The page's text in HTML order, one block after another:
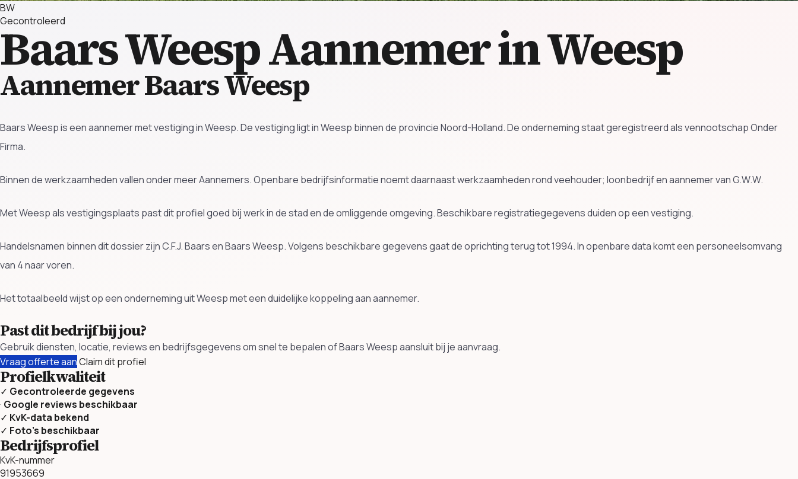
BW
Gecontroleerd
Baars WeespAannemer in Weesp
Aannemer Baars Weesp
Baars Weesp is een aannemer met vestiging in Weesp. De vestiging ligt in Weesp binnen de provincie Noord-Holland. De onderneming staat geregistreerd als vennootschap Onder
Firma.
Binnen de werkzaamheden vallen onder meer Aannemers. Openbare bedrijfsinformatie noemt daarnaast werkzaamheden rond veehouder; loonbedrijf en aannemer van G.W.W.
Met Weesp als vestigingsplaats past dit profiel goed bij werk in de stad en de omliggende omgeving. Beschikbare registratiegegevens duiden op een vestiging.
Handelsnamen binnen dit dossier zijn C.F.J. Baars en Baars Weesp. Volgens beschikbare gegevens gaat de oprichting terug tot 1994. In openbare data komt een personeelsomvang
van 4 naar voren.
Het totaalbeeld wijst op een onderneming uit Weesp met een duidelijke koppeling aan aannemer.
Past dit bedrijf bij jou?
Gebruik diensten, locatie, reviews en bedrijfsgegevens om snel te bepalen of Baars Weesp aansluit bij je aanvraag.
Vraag offerte aanClaim dit profiel
Profielkwaliteit
✓ Gecontroleerde gegevens
· Google reviews beschikbaar
✓ KvK-data bekend
✓ Foto’s beschikbaar
Bedrijfsprofiel
KvK-nummer
91953669